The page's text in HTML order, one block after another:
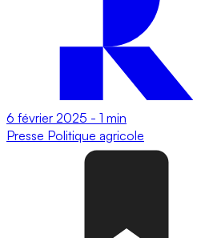
6 février 2025 - 1 min
Presse Politique agricole